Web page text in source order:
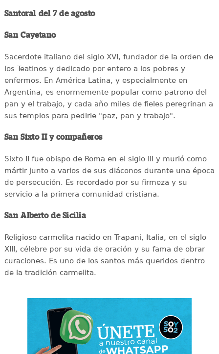
Santoral del 7 de agosto
San Cayetano
Sacerdote italiano del siglo XVI, fundador de la orden de
los Teatinos y dedicado por entero a los pobres y
enfermos. En América Latina, y especialmente en
Argentina, es enormemente popular como patrono del
pan y el trabajo, y cada año miles de fieles peregrinan a
sus templos para pedirle "paz, pan y trabajo".
San Sixto II y compañeros
Sixto II fue obispo de Roma en el siglo III y murió como
mártir junto a varios de sus diáconos durante una época
de persecución. Es recordado por su firmeza y su
servicio a la primera comunidad cristiana.
San Alberto de Sicilia
Religioso carmelita nacido en Trapani, Italia, en el siglo
XIII, célebre por su vida de oración y su fama de obrar
curaciones. Es uno de los santos más queridos dentro
de la tradición carmelita.